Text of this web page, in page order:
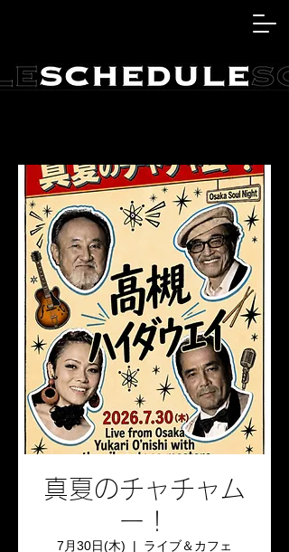
真夏のチャチャム
ー！
7月30日(木)
  |
ライブ＆カフェ